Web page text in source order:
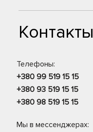
Контакты
Телефоны:
+380 99 519 15 15
+380 93 519 15 15
+380 98 519 15 15
Мы в мессенджерах: